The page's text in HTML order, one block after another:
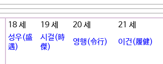
18 세 19 세 20 세 21 세
성우(盛
遇)
시걸(時
傑)
영행(令行) 이건(履健)